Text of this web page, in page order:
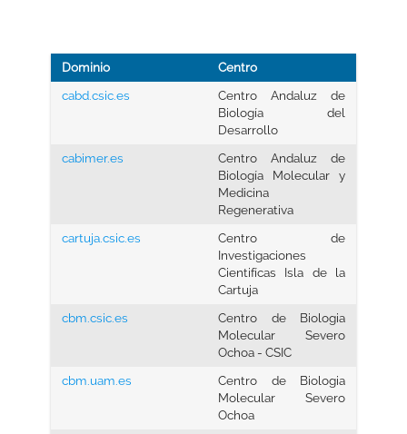
Dominio
Centro
cabd.csic.es
Centro Andaluz de
Biología del
Desarrollo
cabimer.es
Centro Andaluz de
Biología Molecular y
Medicina
Regenerativa
cartuja.csic.es
Centro de
Investigaciones
Cientifícas Isla de la
Cartuja
cbm.csic.es
Centro de Biologia
Molecular Severo
Ochoa - CSIC
cbm.uam.es
Centro de Biologia
Molecular Severo
Ochoa